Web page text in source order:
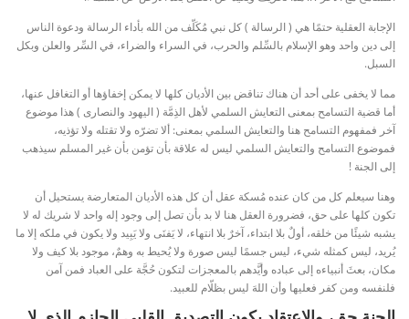
الإجابة العقلية حتمًا هي ( الرسالة ) كل نبي مُكَلّف من الله بأداء الرسالة ودعوة الناس
إلى دين واحد وهو الإسلام بالسِّلم والحرب، في السراء والضراء، في السِّر والعلن وبكل
السبل.
مما لا يخفى على أحد أن هناك تناقض بين الأديان كلها لا يمكن إخفاؤها أو التغافل عنها،
أما قضية التسامح بمعنى التعايش السلمي لأهل الذِمَّة ( اليهود والنصارى ) هذا موضوع
آخر فمفهوم التسامح هنا والتعايش السلمي بمعنى: ألا تضرّه ولا تقتله ولا تؤذيه،
فموضوع التسامح والتعايش السلمي ليس له علاقة بأن تؤمن بأن غير المسلم سيذهب
إلى الجنة !
وهنا سيعلم كل من كان عنده مُسكة عقل أن كل هذه الأديان المتعارضة يستحيل أن
تكون كلها على حق، فضرورة العقل هنا لا بد بأن تصل إلى وجود إله واحد لا شريك له لا
يشبه شيئًا من خلقه، أولٌ بلا ابتداء، آخرٌ بلا انتهاء، لا يَفنَى ولا يَبِيد ولا يكون في ملكه إلا ما
يُريد، ليس كمثله شيء، ليس جسمًا ليس صورة ولا يُحيط به وهمٌ، موجود بلا كيف ولا
مكان، بعثَ أنبياءه إلى عباده وأيَّدهم بالمعجزات لتكون حُجَّة على العباد فمن آمن
فلنفسه ومن كفر فعليها وأن اللهَ ليس بظلّام للعبيد.